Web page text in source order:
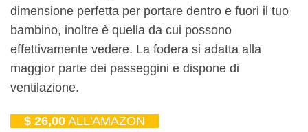
dimensione perfetta per portare dentro e fuori il tuo
bambino, inoltre è quella da cui possono
effettivamente vedere. La fodera si adatta alla
maggior parte dei passeggini e dispone di
ventilazione.
$ 26,00 ALL'AMAZON